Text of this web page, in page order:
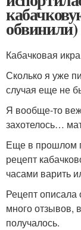
обвинили)
Кабачковая
Сколько я уже
случая еще не
Я вообще-то
захотелось…
Еще в прошлом
рецепт
часами варить
Рецепт
много отзывов,
получалось.